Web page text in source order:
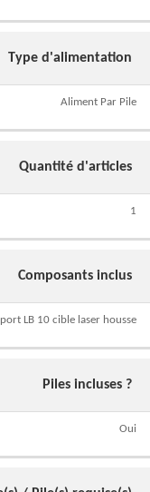
Type d'alimentation
Aliment Par Pile
Quantité d'articles
1
Composants inclus
LB 10 cible laser housse
Piles incluses ?
Oui